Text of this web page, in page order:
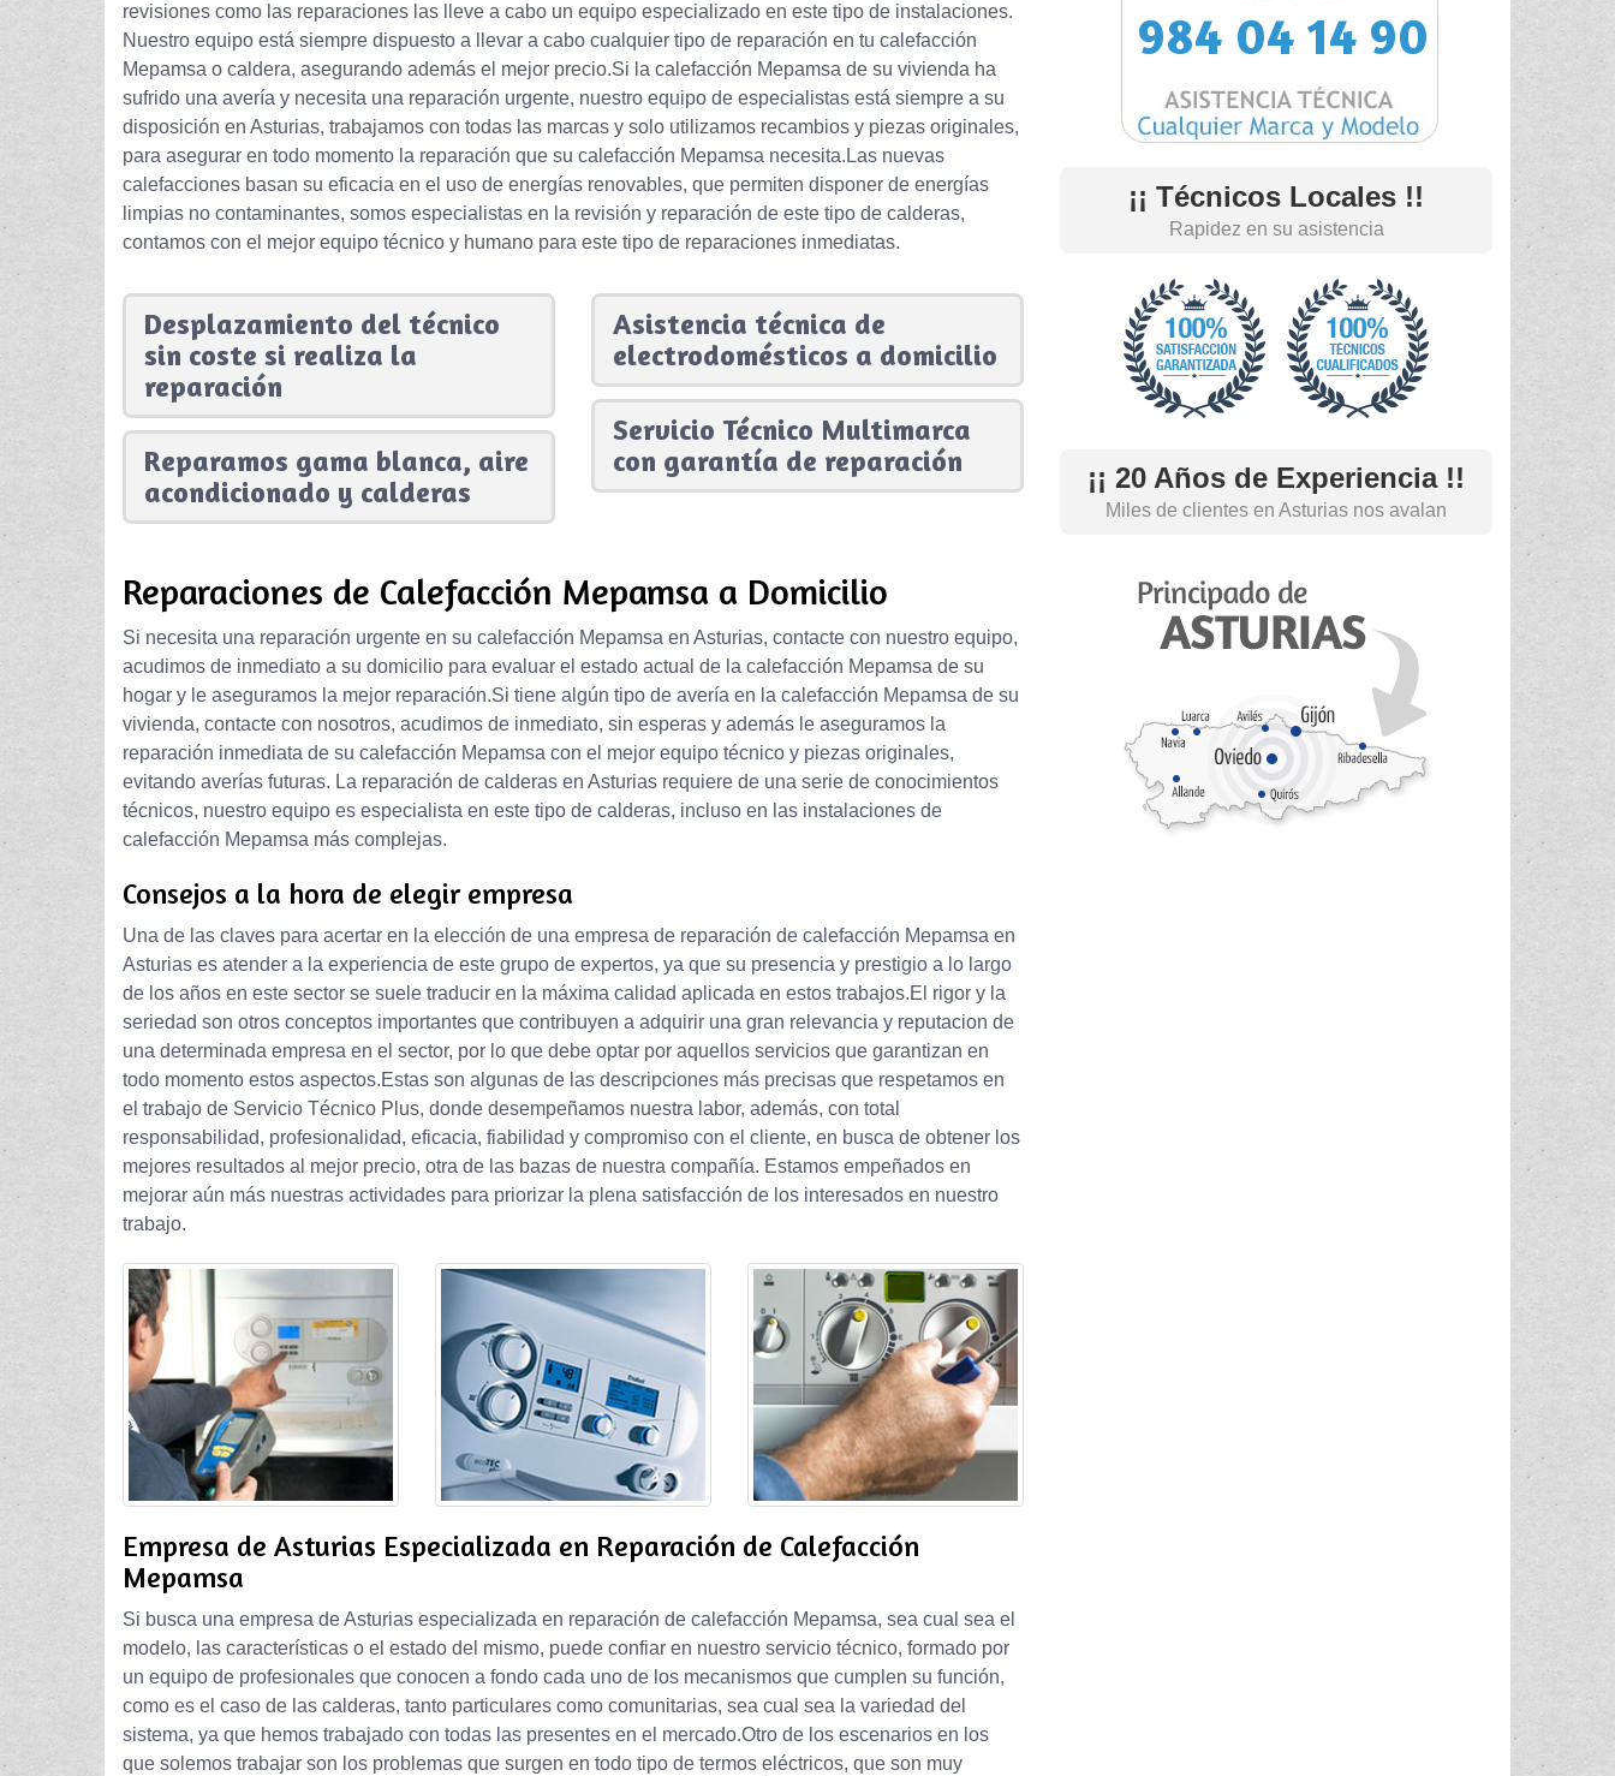
revisiones como las reparaciones las lleve a cabo un equipo especializado en este tipo de instalaciones.
Nuestro equipo está siempre dispuesto a llevar a cabo cualquier tipo de reparación en tu calefacción
Mepamsa o caldera, asegurando además el mejor precio.Si la calefacción Mepamsa de su vivienda ha
sufrido una avería y necesita una reparación urgente, nuestro equipo de especialistas está siempre a su
disposición en Asturias, trabajamos con todas las marcas y solo utilizamos recambios y piezas originales,
para asegurar en todo momento la reparación que su calefacción Mepamsa necesita.Las nuevas
calefacciones basan su eficacia en el uso de energías renovables, que permiten disponer de energías
limpias no contaminantes, somos especialistas en la revisión y reparación de este tipo de calderas,
contamos con el mejor equipo técnico y humano para este tipo de reparaciones inmediatas.
Desplazamiento del técnico
sin coste si realiza la
reparación
Reparamos gama blanca, aire
acondicionado y calderas
Asistencia técnica de
electrodomésticos a domicilio
Servicio Técnico Multimarca
con garantía de reparación
Reparaciones de Calefacción Mepamsa a Domicilio
Si necesita una reparación urgente en su calefacción Mepamsa en Asturias, contacte con nuestro equipo,
acudimos de inmediato a su domicilio para evaluar el estado actual de la calefacción Mepamsa de su
hogar y le aseguramos la mejor reparación.Si tiene algún tipo de avería en la calefacción Mepamsa de su
vivienda, contacte con nosotros, acudimos de inmediato, sin esperas y además le aseguramos la
reparación inmediata de su calefacción Mepamsa con el mejor equipo técnico y piezas originales,
evitando averías futuras. La reparación de calderas en Asturias requiere de una serie de conocimientos
técnicos, nuestro equipo es especialista en este tipo de calderas, incluso en las instalaciones de
calefacción Mepamsa más complejas.
Consejos a la hora de elegir empresa
Una de las claves para acertar en la elección de una empresa de reparación de calefacción Mepamsa en
Asturias es atender a la experiencia de este grupo de expertos, ya que su presencia y prestigio a lo largo
de los años en este sector se suele traducir en la máxima calidad aplicada en estos trabajos.El rigor y la
seriedad son otros conceptos importantes que contribuyen a adquirir una gran relevancia y reputacion de
una determinada empresa en el sector, por lo que debe optar por aquellos servicios que garantizan en
todo momento estos aspectos.Estas son algunas de las descripciones más precisas que respetamos en
el trabajo de Servicio Técnico Plus, donde desempeñamos nuestra labor, además, con total
responsabilidad, profesionalidad, eficacia, fiabilidad y compromiso con el cliente, en busca de obtener los
mejores resultados al mejor precio, otra de las bazas de nuestra compañía. Estamos empeñados en
mejorar aún más nuestras actividades para priorizar la plena satisfacción de los interesados en nuestro
trabajo.
Empresa de Asturias Especializada en Reparación de Calefacción
Mepamsa
Si busca una empresa de Asturias especializada en reparación de calefacción Mepamsa, sea cual sea el
modelo, las características o el estado del mismo, puede confiar en nuestro servicio técnico, formado por
un equipo de profesionales que conocen a fondo cada uno de los mecanismos que cumplen su función,
como es el caso de las calderas, tanto particulares como comunitarias, sea cual sea la variedad del
sistema, ya que hemos trabajado con todas las presentes en el mercado.Otro de los escenarios en los
que solemos trabajar son los problemas que surgen en todo tipo de termos eléctricos, que son muy
984 04 14 90
¡¡ Técnicos Locales !!
Rapidez en su asistencia
¡¡ 20 Años de Experiencia !!
Miles de clientes en Asturias nos avalan